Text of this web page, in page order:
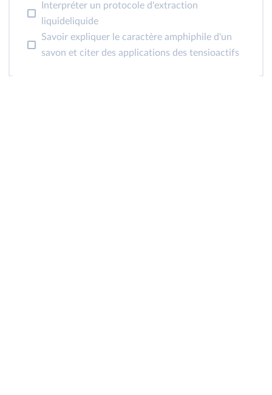
Interpréter un protocole d'extraction
liquideliquide
Savoir expliquer le caractère amphiphile d'un
savon et citer des applications des tensioactifs